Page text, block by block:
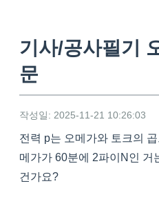
기사/공사필기
문
작성일: 2025-11-21 10:26:03
전력 p는 오메가와 토크의
메가가 60분에 2파이N인 거
건가요?